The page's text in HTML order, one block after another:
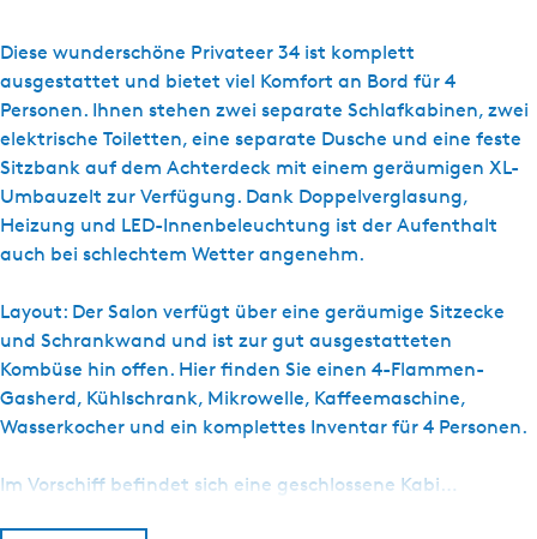
Diese wunderschöne Privateer 34 ist komplett
ausgestattet und bietet viel Komfort an Bord für 4
Personen. Ihnen stehen zwei separate Schlafkabinen, zwei
elektrische Toiletten, eine separate Dusche und eine feste
Sitzbank auf dem Achterdeck mit einem geräumigen XL-
Umbauzelt zur Verfügung. Dank Doppelverglasung,
Heizung und LED-Innenbeleuchtung ist der Aufenthalt
auch bei schlechtem Wetter angenehm.
Layout: Der Salon verfügt über eine geräumige Sitzecke
und Schrankwand und ist zur gut ausgestatteten
Kombüse hin offen. Hier finden Sie einen 4-Flammen-
Gasherd, Kühlschrank, Mikrowelle, Kaffeemaschine,
Wasserkocher und ein komplettes Inventar für 4 Personen.
Im Vorschiff befindet sich eine geschlossene Kabi…
Y
a
c
h
t
c
h
a
t
e
r
W
e
t